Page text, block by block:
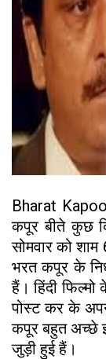
Bharat
कपूर बीते कुछ
सोमवार को
भरत कपूर के
हैं। हिंदी फिल्मो
पोस्ट कर के
कपूर बहुत अच्छे
जुड़ी हुई हैं।